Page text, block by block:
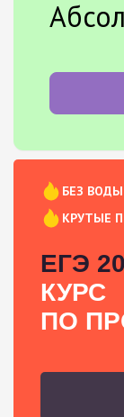
БЕЗ ВОДЫ
КРУТЫЕ
ЕГЭ
КУРС
ПО